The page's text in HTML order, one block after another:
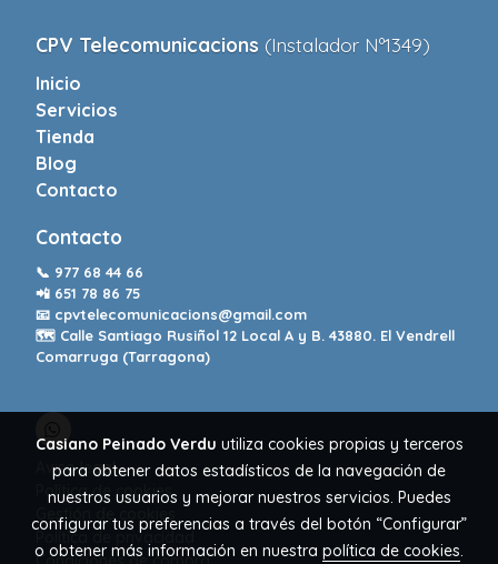
CPV Telecomunicacions (Instalador Nº1349)
Inicio
Servicios
Tienda
Blog
Contacto
Contacto
📞 977 68 44 66
📲 651 78 86 75
📧 cpvtelecomunicacions@gmail.com
🗺️ Calle Santiago Rusiñol 12 Local A y B. 43880. El Vendrell
Comarruga (Tarragona)
Aviso legal
Política de cookies
Gestión de cookies
Política de privacidad
Casiano Peinado Verdu utiliza cookies propias y terceros
para obtener datos estadísticos de la navegación de
nuestros usuarios y mejorar nuestros servicios. Puedes
configurar tus preferencias a través del botón “Configurar”
o obtener más información en nuestra política de cookies.